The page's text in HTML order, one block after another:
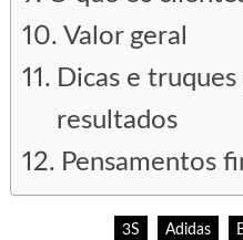
Valor geral
Dicas e
resultados
Pensamentos
3S Adidas